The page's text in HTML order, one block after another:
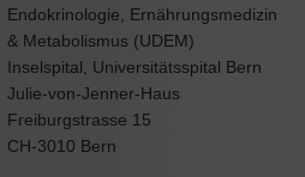
Endokrinologie, Ernährungsmedizin
& Metabolismus (UDEM)
Inselspital, Universitätsspital Bern
Julie-von-Jenner-Haus
Freiburgstrasse 15
CH-3010 Bern